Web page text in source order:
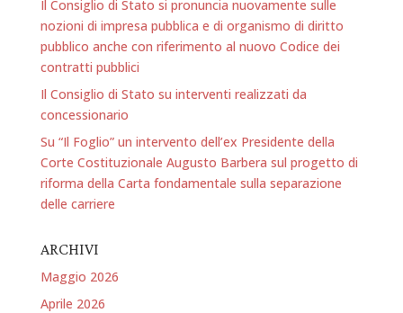
Il Consiglio di Stato si pronuncia nuovamente sulle
nozioni di impresa pubblica e di organismo di diritto
pubblico anche con riferimento al nuovo Codice dei
contratti pubblici
Il Consiglio di Stato su interventi realizzati da
concessionario
Su “Il Foglio” un intervento dell’ex Presidente della
Corte Costituzionale Augusto Barbera sul progetto di
riforma della Carta fondamentale sulla separazione
delle carriere
ARCHIVI
Maggio 2026
Aprile 2026